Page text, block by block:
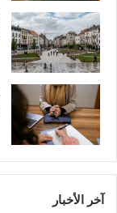
آخر الأخبار